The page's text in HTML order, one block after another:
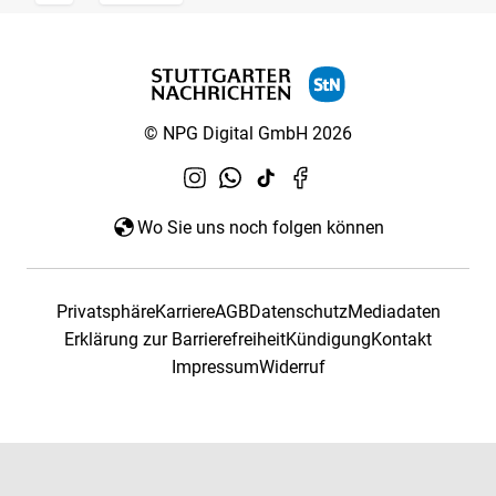
© NPG Digital GmbH 2026
Wo Sie uns noch folgen können
PrivatsphäreKarriereAGBDatenschutzMediadaten
Erklärung zur BarrierefreiheitKündigungKontakt
ImpressumWiderruf